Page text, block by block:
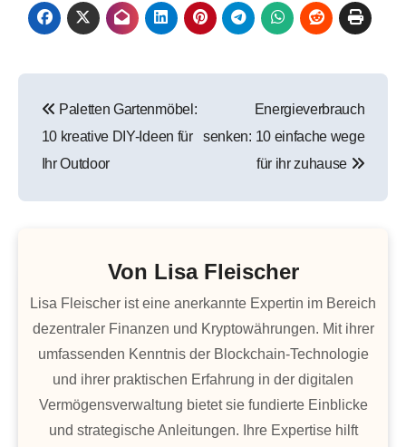
Paletten Gartenmöbel:
10 kreative DIY-Ideen für
Ihr Outdoor
Energieverbrauch
senken: 10 einfache wege
für ihr zuhause
Von Lisa Fleischer
Lisa Fleischer ist eine anerkannte Expertin im Bereich
dezentraler Finanzen und Kryptowährungen. Mit ihrer
umfassenden Kenntnis der Blockchain-Technologie
und ihrer praktischen Erfahrung in der digitalen
Vermögensverwaltung bietet sie fundierte Einblicke
und strategische Anleitungen. Ihre Expertise hilft